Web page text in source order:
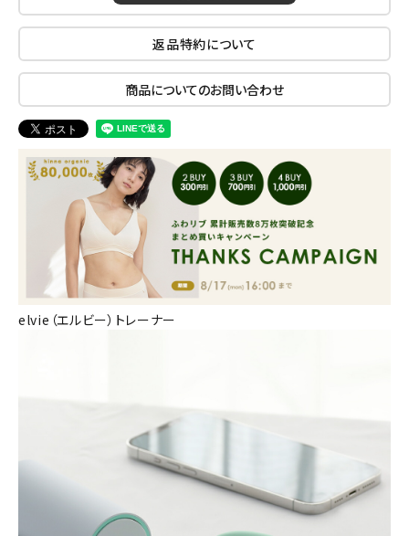
返品特約について
商品についてのお問い合わせ
elvie（エルビー）トレーナー